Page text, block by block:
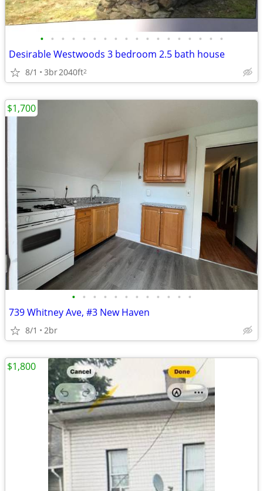
• • • • • • • • • • • • • • • • • •
Desirable Westwoods 3 bedroom 2.5 bath house
8/1 3br2040ft2
• • • • • • • • • • • •
739 Whitney Ave, #3 New Haven
8/1 2br
$1,700
$1,800